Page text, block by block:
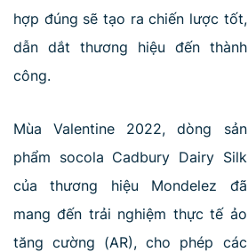
hợp đúng sẽ tạo ra chiến lược tốt,
dẫn dắt thương hiệu đến thành
công.
Mùa Valentine 2022, dòng sản
phẩm socola Cadbury Dairy Silk
của thương hiệu Mondelez đã
mang đến trải nghiệm thực tế ảo
tăng cường (AR), cho phép các